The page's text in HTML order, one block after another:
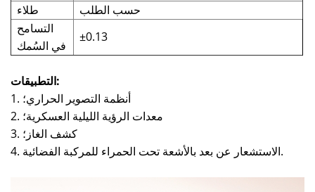
طلاء
حسب الطلب
التسامح
في السُمك
±0.13
التطبيقات:
1. أنظمة التصوير الحراري؛
2. معدات الرؤية الليلية العسكرية؛
3. كشف الغاز؛
4. الاستشعار عن بعد بالأشعة تحت الحمراء للمركبة الفضائية.